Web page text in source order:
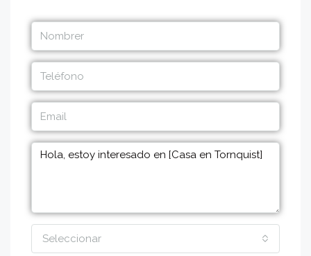
Seleccionar